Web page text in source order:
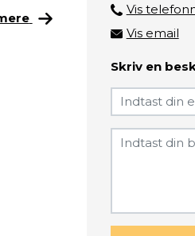
Vis
4172 1091
Vis email
lnb@zbc.dk
Skriv en